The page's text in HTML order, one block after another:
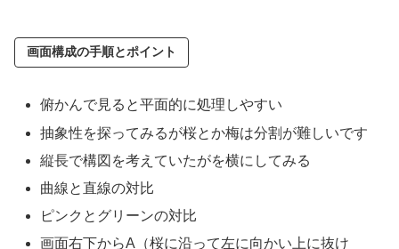
画面構成の手順とポイント
俯かんで見ると平面的に処理しやすい
抽象性を探ってみるが桜とか梅は分割が難しいです
縦長で構図を考えていたがを横にしてみる
曲線と直線の対比
ピンクとグリーンの対比
画面右下からA（桜に沿って左に向かい上に抜け